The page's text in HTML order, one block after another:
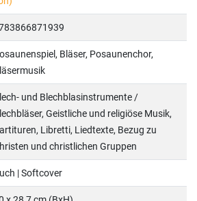
Bläser, Posaunenchor,
und Blechblasinstrumente /
Geistliche und religiöse Musik,
Libretti, Liedtexte, Bezug zu
und christlichen Gruppen
| Softcover